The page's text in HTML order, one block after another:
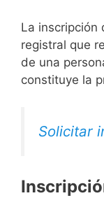
La inscripción
registral que
de una
constituye la
Solicitar